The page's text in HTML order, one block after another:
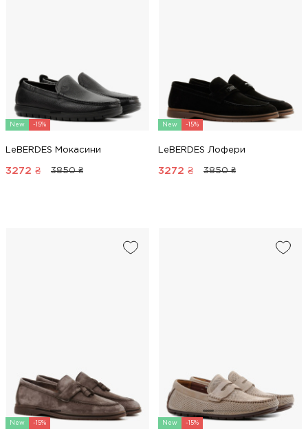
New -15%
LeBERDES Мокасини
3272 ₴ 3850 ₴
New -15%
LeBERDES Лофери
3272 ₴ 3850 ₴
New -15% New -15%